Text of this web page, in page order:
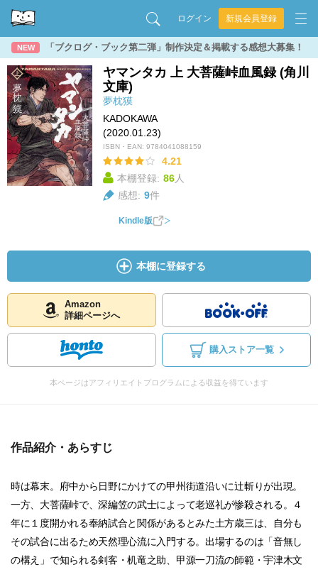
ログイン 新規会員登録
NEW 「ブクログ・ブック第二弾」制作決定＆掲載する感想大募集！
ヤマンタカ 上 大菩薩峠血風録 (角川
文庫)
夢枕獏
KADOKAWA
(2020.01.23)
ISBN・EAN: 9784041088159
4.21
本棚登録: 86人
感想: 9件
Kindle版
本棚に登録する
Amazon
詳細ページへ
購入ストア一覧
本ページはアフィリエイトプログラムによる収益を得ています
作品紹介・あらすじ
時は幕末。府中から日野にかけての甲州街道沿いに辻斬りが出現。
一方、大菩薩峠で、深編笠の武士によって老巡礼が惨殺される。４
年に１度開かれる奉納試合と関係があるとみた土方歳三は、自分も
その試合に出るため天然理心流に入門する。出場するのは「音無し
の構え」で知られる剣客・机竜之助、甲源一刀流の師範・宇津木文